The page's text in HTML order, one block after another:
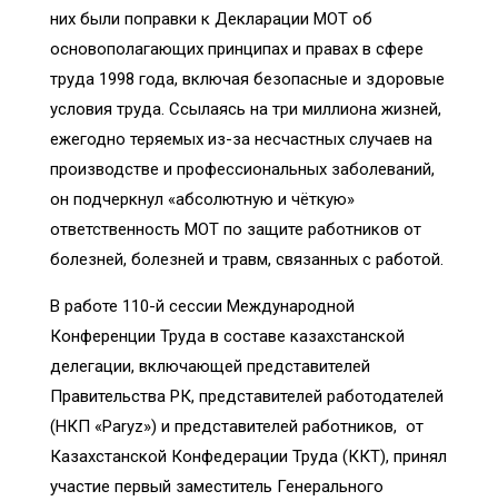
них были поправки к Декларации МОТ об
основополагающих принципах и правах в сфере
труда 1998 года, включая безопасные и здоровые
условия труда. Ссылаясь на три миллиона жизней,
ежегодно теряемых из-за несчастных случаев на
производстве и профессиональных заболеваний,
он подчеркнул «абсолютную и чёткую»
ответственность МОТ по защите работников от
болезней, болезней и травм, связанных с работой.
В работе 110-й сессии Международной
Конференции Труда в составе казахстанской
делегации, включающей представителей
Правительства РК, представителей работодателей
(НКП «Paryz») и представителей работников, от
Казахстанской Конфедерации Труда (ККТ), принял
участие первый заместитель Генерального